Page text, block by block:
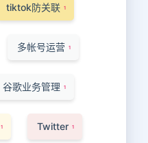
tiktok防关联 1
多帐号运营 1
谷歌业务管理 1
1 Twitter 1